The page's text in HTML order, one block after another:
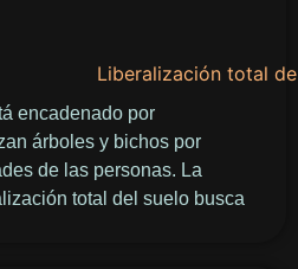
encadenado por
árboles y bichos por
de las personas. La
total del suelo busca